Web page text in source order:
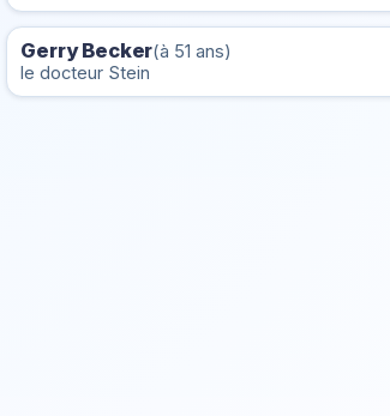
Gerry Becker(à 51 ans)
le docteur Stein